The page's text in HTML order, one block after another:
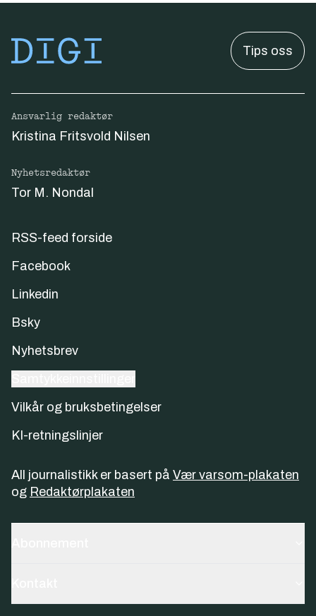
Tips oss
Ansvarlig redaktør
Kristina Fritsvold Nilsen
Nyhetsredaktør
Tor M. Nondal
RSS-feed forside
Facebook
Linkedin
Bsky
Nyhetsbrev
Vilkår og bruksbetingelser
KI-retningslinjer
All journalistikk er basert på Vær varsom-plakaten
og Redaktørplakaten